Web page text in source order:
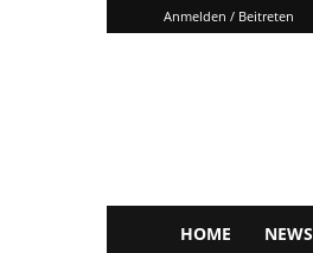
Anmelden / Beitreten
HOME NEWS